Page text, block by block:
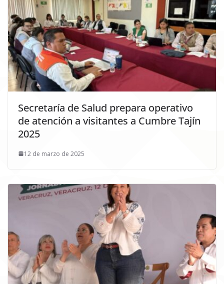
Secretaría de Salud prepara operativo
de atención a visitantes a Cumbre Tajín
2025
12 de marzo de 2025